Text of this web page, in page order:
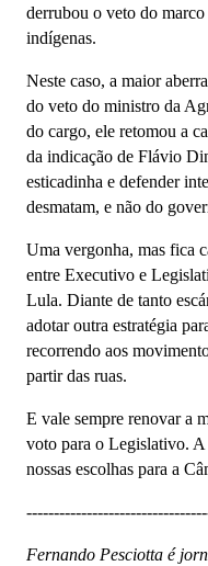
derrubou o veto do
indígenas.
Neste caso, a maior
do veto do ministro da
do cargo, ele retomou a
da indicação de Flávio
esticadinha e defender
desmatam, e não do
Uma vergonha, mas fica
entre Executivo e
Lula. Diante de tanto
adotar outra estratégia
recorrendo aos
partir das ruas.
E vale sempre renovar a
voto para o Legislativo.
nossas escolhas para a
Fernando Pesciotta é